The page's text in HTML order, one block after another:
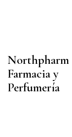
Northpharm
Farmacia y
Perfumería